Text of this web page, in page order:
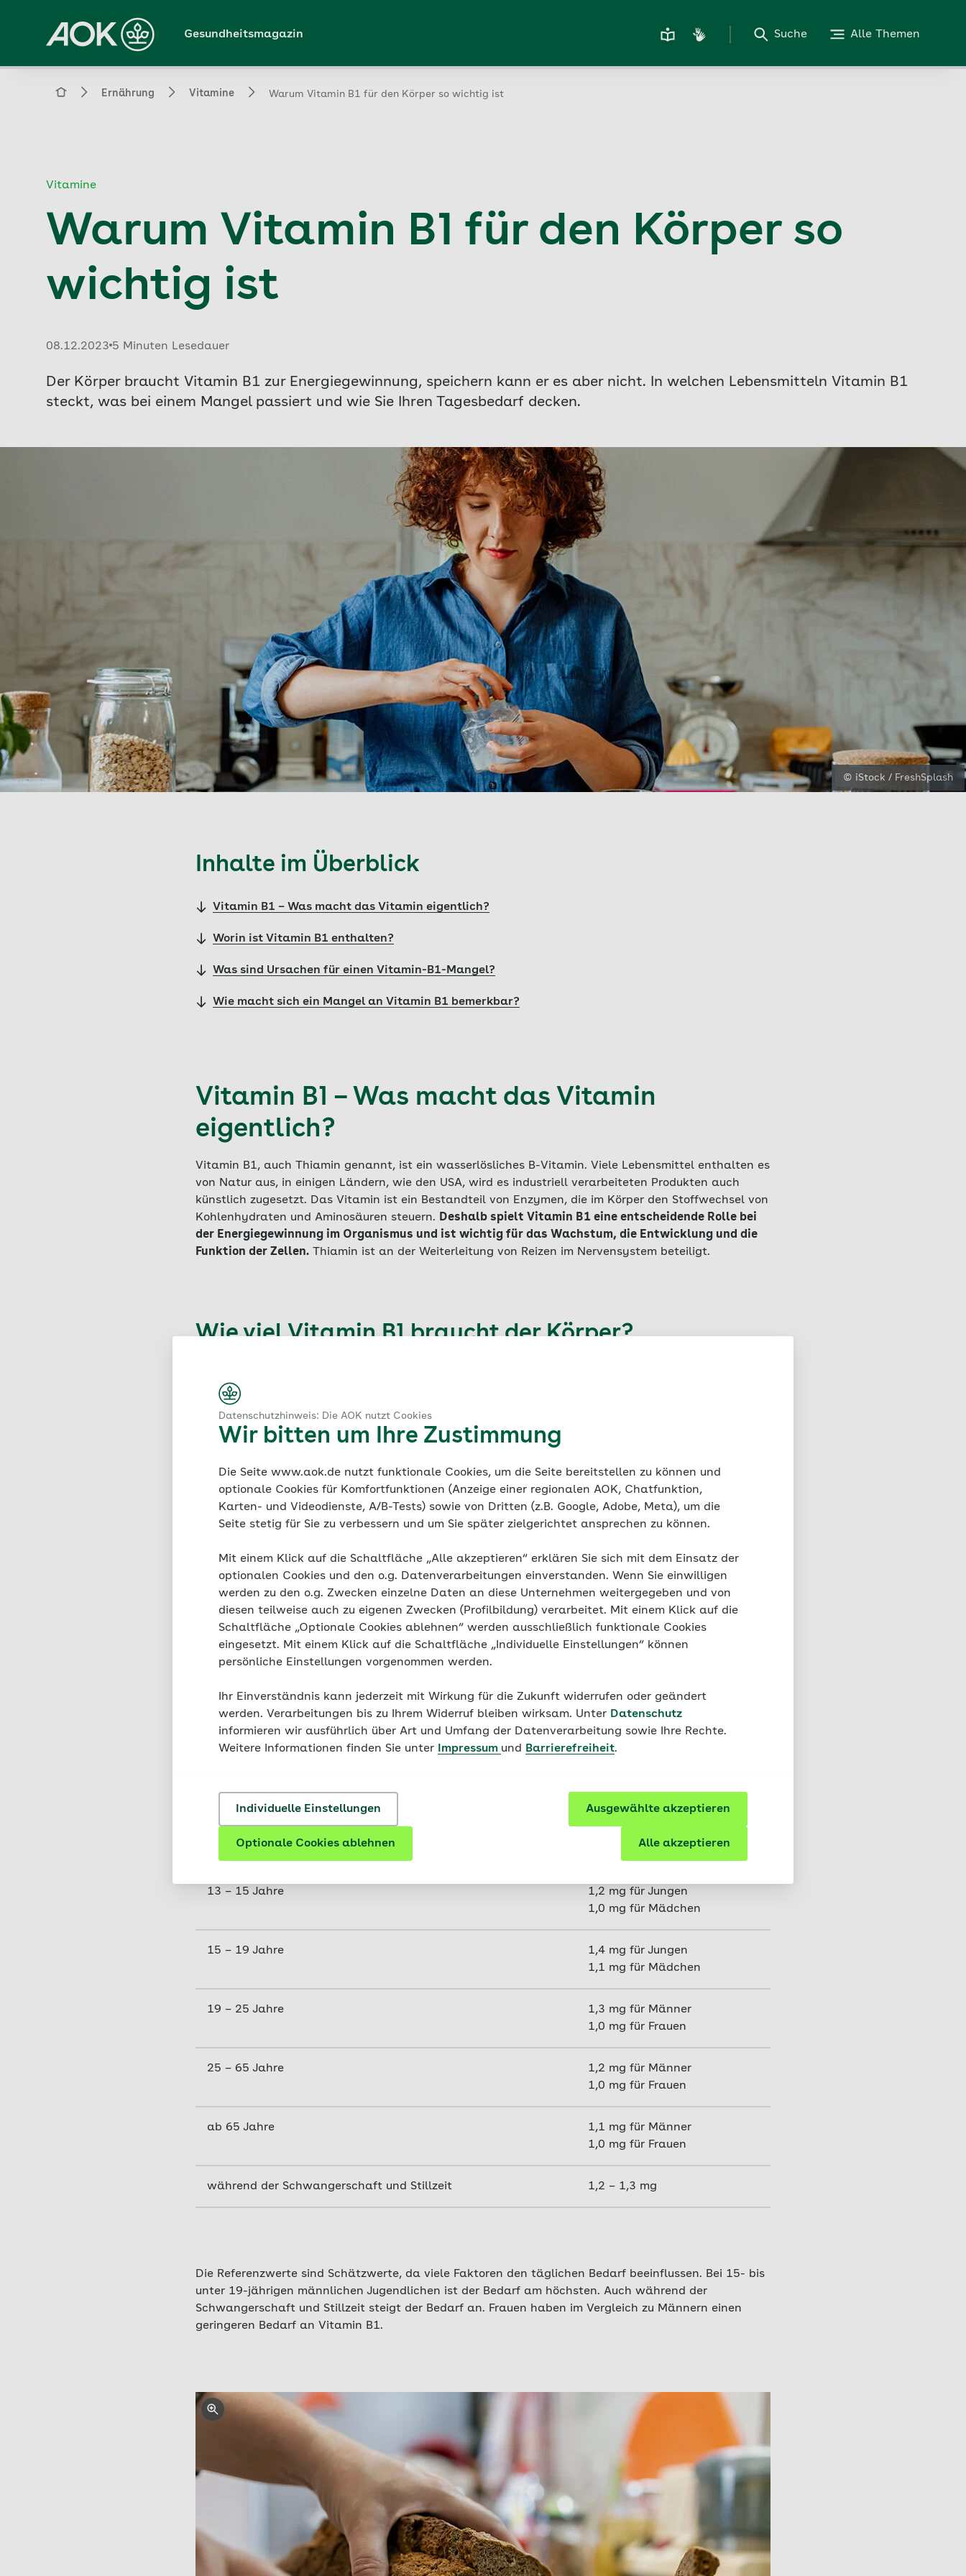
Datenschutzhinweis: Die AOK nutzt Cookies
Wir bitten um Ihre Zustimmung
Die Seite www.aok.de nutzt funktionale Cookies, um die Seite bereitstellen zu können und
optionale Cookies für Komfortfunktionen (Anzeige einer regionalen AOK, Chatfunktion,
Karten- und Videodienste, A/B-Tests) sowie von Dritten (z.B. Google, Adobe, Meta), um die
Seite stetig für Sie zu verbessern und um Sie später zielgerichtet ansprechen zu können.
Mit einem Klick auf die Schaltfläche „Alle akzeptieren“ erklären Sie sich mit dem Einsatz der
optionalen Cookies und den o.g. Datenverarbeitungen einverstanden. Wenn Sie einwilligen
werden zu den o.g. Zwecken einzelne Daten an diese Unternehmen weitergegeben und von
diesen teilweise auch zu eigenen Zwecken (Profilbildung) verarbeitet. Mit einem Klick auf die
Schaltfläche „Optionale Cookies ablehnen“ werden ausschließlich funktionale Cookies
eingesetzt. Mit einem Klick auf die Schaltfläche „Individuelle Einstellungen“ können
persönliche Einstellungen vorgenommen werden.
Ihr Einverständnis kann jederzeit mit Wirkung für die Zukunft widerrufen oder geändert
werden. Verarbeitungen bis zu Ihrem Widerruf bleiben wirksam. Unter Datenschutz
informieren wir ausführlich über Art und Umfang der Datenverarbeitung sowie Ihre Rechte.
Weitere Informationen finden Sie unter
Impressum und Barrierefreiheit.
Individuelle Einstellungen Ausgewählte akzeptieren
Optionale Cookies ablehnen Alle akzeptieren
Hauptinhalt
springen
Gesundheitsmagazin Suche Alle Themen
Magazin Ernährung Vitamine Warum Vitamin B1 für den Körper so wichtig ist
Vitamine
Warum Vitamin B1 für den Körper so
wichtig ist
Veröffentlicht am:
08.12.2023 5 Minuten Lesedauer
Der Körper braucht Vitamin B1 zur Energiegewinnung, speichern kann er es aber nicht. In welchen Lebensmitteln Vitamin B1
steckt, was bei einem Mangel passiert und wie Sie Ihren Tagesbedarf decken.
© iStock / FreshSplash
Inhalte im Überblick
Vitamin B1 – Was macht das Vitamin eigentlich?
Worin ist Vitamin B1 enthalten?
Was sind Ursachen für einen Vitamin-B1-Mangel?
Wie macht sich ein Mangel an Vitamin B1 bemerkbar?
Vitamin B1 – Was macht das Vitamin
eigentlich?
Vitamin B1, auch Thiamin genannt, ist ein wasserlösliches B-Vitamin. Viele Lebensmittel enthalten es
von Natur aus, in einigen Ländern, wie den USA, wird es industriell verarbeiteten Produkten auch
künstlich zugesetzt. Das Vitamin ist ein Bestandteil von Enzymen, die im Körper den Stoffwechsel von
Kohlenhydraten und Aminosäuren steuern. Deshalb spielt Vitamin B1 eine entscheidende Rolle bei
der Energiegewinnung im Organismus und ist wichtig für das Wachstum, die Entwicklung und die
Funktion der Zellen. Thiamin ist an der Weiterleitung von Reizen im Nervensystem beteiligt.
Wie viel Vitamin B1 braucht der Körper?
abhängig vom individuellen Energiebedarf.
Geschlecht.
Von der DGE empfohlene Thiaminzufuhr pro Tag in
Milligramm (mg)
Alter Referenzwert
0 – 4 Monate 0,2 mg
4 – 12 Monate 0,4 mg
1 – 4 Jahre 0,6 mg
4 – 7 Jahre 0,7 mg
0,8 mg für Mädchen
0,9 mg für Mädchen
13 – 15 Jahre
1,2 mg für Jungen
1,0 mg für Mädchen
15 – 19 Jahre
1,4 mg für Jungen
1,1 mg für Mädchen
19 – 25 Jahre
1,3 mg für Männer
1,0 mg für Frauen
25 – 65 Jahre
1,2 mg für Männer
1,0 mg für Frauen
ab 65 Jahre
1,1 mg für Männer
1,0 mg für Frauen
während der Schwangerschaft und Stillzeit 1,2 – 1,3 mg
Die Referenzwerte sind Schätzwerte, da viele Faktoren den täglichen Bedarf beeinflussen. Bei 15- bis
unter 19-jährigen männlichen Jugendlichen ist der Bedarf am höchsten. Auch während der
Schwangerschaft und Stillzeit steigt der Bedarf an. Frauen haben im Vergleich zu Männern einen
geringeren Bedarf an Vitamin B1.